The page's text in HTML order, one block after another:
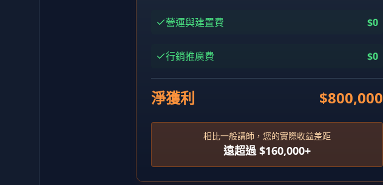
營運與建置費 $0
行銷推廣費 $0
淨獲利 $800,000
相比一般講師，您的實際收益差距
遠超過 $160,000+